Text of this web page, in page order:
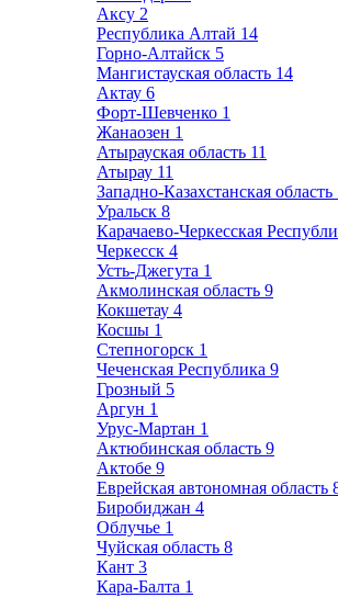
Аксу 2
Республика Алтай 14
Горно-Алтайск 5
Мангистауская область 14
Актау 6
Форт-Шевченко 1
Жанаозен 1
Атырауская область 11
Атырау 11
Западно-Казахстанская область
Уральск 8
Карачаево-Черкесская
Черкесск 4
Усть-Джегута 1
Акмолинская область 9
Кокшетау 4
Косшы 1
Степногорск 1
Чеченская Республика 9
Грозный 5
Аргун 1
Урус-Мартан 1
Актюбинская область 9
Актобе 9
Еврейская автономная область
Биробиджан 4
Облучье 1
Чуйская область 8
Кант 3
Кара-Балта 1